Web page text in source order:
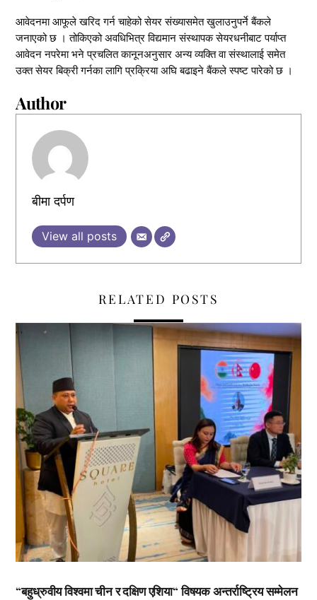
आवेदनमा आफूले खरिद गर्न चाहेको सेयर संख्यासमेत खुलाउनुपर्ने बैंकले
जनाएको छ । तोकिएको अवधिभित्र विद्यमान संस्थापक सेयरधनीबाट पर्याप्त
आवेदन नपरेमा भने प्रचलित कानूनअनुसार अन्य व्यक्ति वा संस्थालाई समेत
उक्त सेयर बिक्री गर्नका लागि प्रक्रिया अघि बढाइने बैंकले स्पष्ट पारेको छ ।
Author
बीमा दर्पण
View all posts
RELATED POSTS
, ,
“बहुध्रुवीय विश्वमा चीन र दक्षिण एशिया“ विषयक अन्तर्राष्ट्रिय सम्मेलन